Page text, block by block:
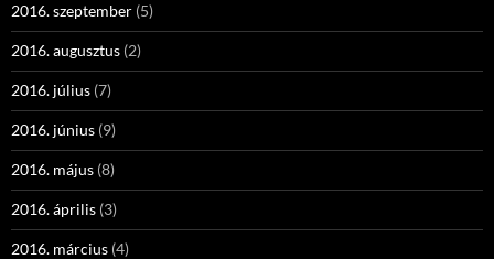
2016. szeptember (5)
2016. augusztus (2)
2016. július (7)
2016. június (9)
2016. május (8)
2016. április (3)
2016. március (4)